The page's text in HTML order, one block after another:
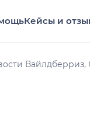
Кейсы и
Вайлдберриз,